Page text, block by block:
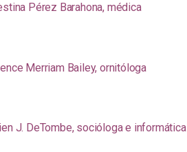
Pérez Barahona, médica
Merriam Bailey, ornitóloga
J. DeTombe, socióloga e informática